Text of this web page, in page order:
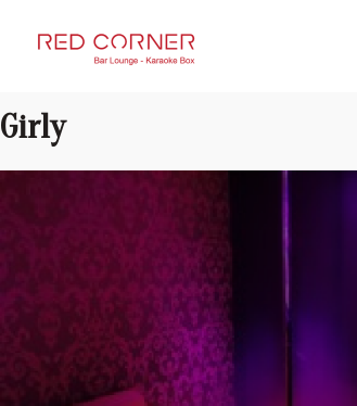
RED CORNER
Girly